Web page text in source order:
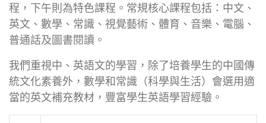
程，下午則為特色課程。常規核心課程包括：中文、
英文、數學、常識、視覺藝術、體育、音樂、電腦、
普通話及圖書閱讀。
我們重視中、英語文的學習，除了培養學生的中國傳
統文化素養外，數學和常識（科學與生活）會選用適
當的英文補充教材，豐富學生英語學習經驗。